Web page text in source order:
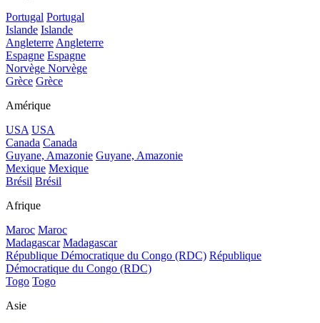
Portugal Portugal
Islande Islande
AngleterreAngleterre
Espagne Espagne
Norvège Norvège
Grèce Grèce
Amérique
USA USA
Canada Canada
Guyane, Amazonie Guyane, Amazonie
Mexique Mexique
Brésil Brésil
Afrique
Maroc Maroc
Madagascar Madagascar
République Démocratique du Congo (RDC) République
Démocratique du Congo (RDC)
Togo Togo
Asie